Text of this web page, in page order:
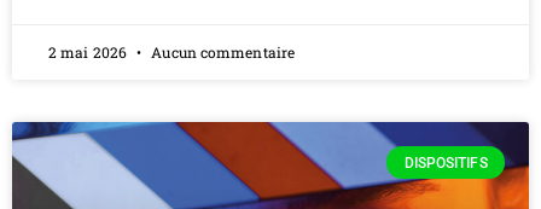
2 mai 2026 Aucun commentaire
DISPOSITIFS